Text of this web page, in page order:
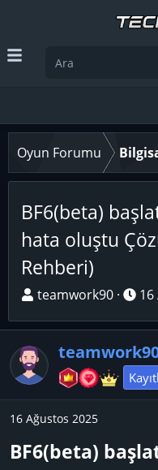
Oyun Forumu
BF6(beta)
hata oluştu
Rehberi)
K
n
u
y
B
a
ş
teamwork90
B
ş
l
a
n
ç
16
16 Ağustos 2025
BF6(beta)